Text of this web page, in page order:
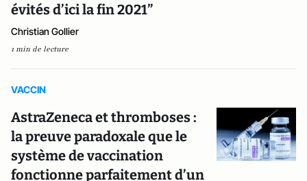
évités d’ici la fin 2021”
Christian Gollier
1 min de lecture
VACCIN
AstraZeneca et thromboses :
la preuve paradoxale que le
système de vaccination
fonctionne parfaitement d’un